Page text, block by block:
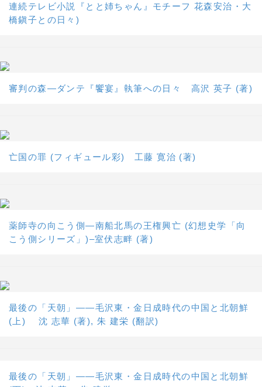
連続テレビ小説『とと姉ちゃん』モチーフ 花森安治・大
橋鎭子との日々)
審判の森―ダンテ『饗宴』執筆への日々 高沢 英子 (著)
亡国の罪 (フィギュール彩) 工藤 寛治 (著)
薬師寺の向こう側―南船北馬の王権興亡 (幻想史学「向
こう側シリーズ」)–室伏志畔 (著)
最後の「天朝」――毛沢東・金日成時代の中国と北朝鮮
(上) 沈 志華 (著), 朱 建栄 (翻訳)
最後の「天朝」――毛沢東・金日成時代の中国と北朝鮮